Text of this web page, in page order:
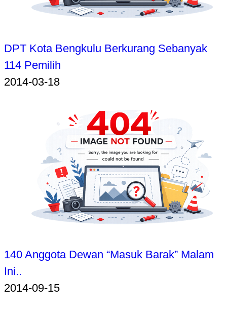
DPT Kota Bengkulu Berkurang Sebanyak
114 Pemilih
2014-03-18
140 Anggota Dewan “Masuk Barak” Malam
Ini..
2014-09-15